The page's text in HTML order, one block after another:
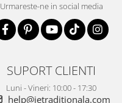
Urmareste-ne in social media
SUPORT CLIENTI
Luni - Vineri: 10:00 - 17:30
help@ietraditionala.com